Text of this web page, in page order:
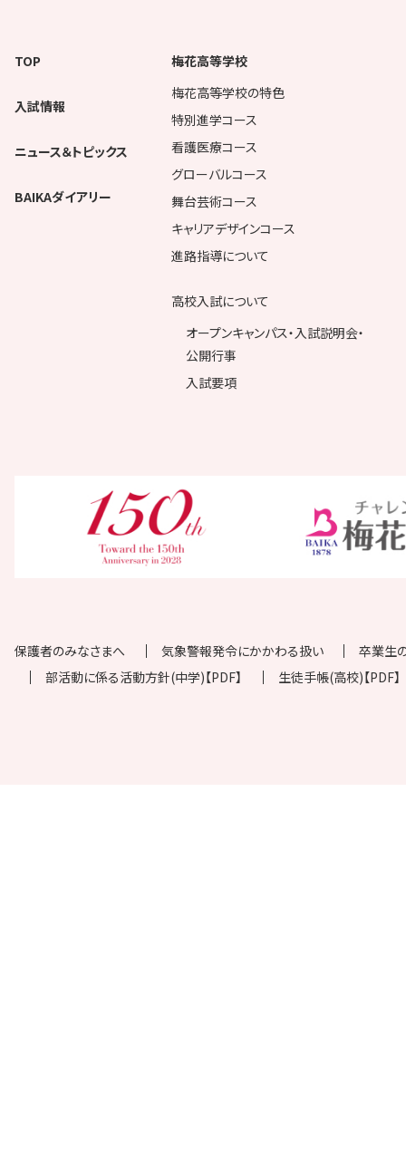
TOP
入試情報
ニュース＆トピックス
BAIKAダイアリー
梅花高等学校
梅花高等学校の特色
特別進学コース
看護医療コース
グローバルコース
舞台芸術コース
キャリアデザインコース
進路指導について
高校入試について
オープンキャンパス・入試説明会・
公開行事
入試要項
保護者のみなさまへ 気象警報発令にかかわる扱い
卒業生
部活動に係る活動方針(中学)【PDF】
生徒手帳(高校)【PDF】